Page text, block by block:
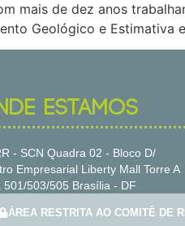
mais de dez anos
Geológico e Estimativa
ESTAMOS
- SCN Quadra 02 - Bloco D/
Empresarial Liberty Mall Torre A
501/503/505 Brasília - DF
ÁREA RESTRITA AO COMITÊ DE